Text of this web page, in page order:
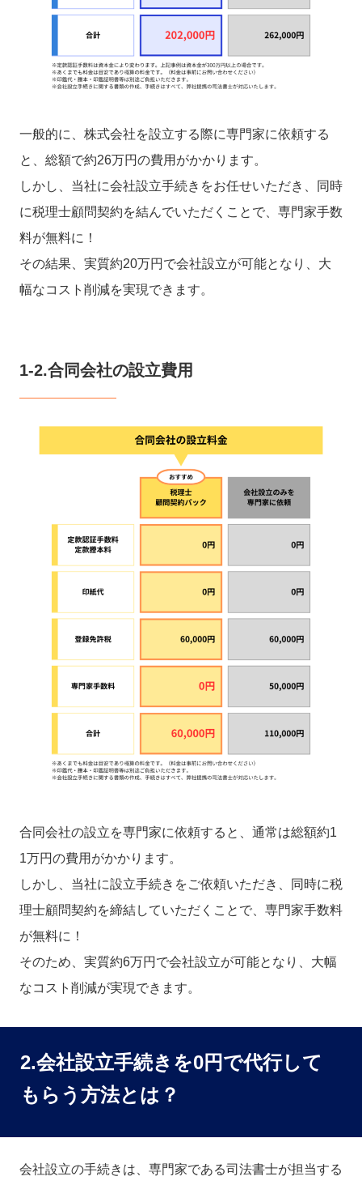
一般的に、株式会社を設立する際に専門家に依頼する
と、総額で約26万円の費用がかかります。
しかし、当社に会社設立手続きをお任せいただき、同時
に税理士顧問契約を結んでいただくことで、専門家手数
料が無料に！
その結果、実質約20万円で会社設立が可能となり、大
幅なコスト削減を実現できます。
1-2.合同会社の設立費用
合同会社の設立を専門家に依頼すると、通常は総額約1
1万円の費用がかかります。
しかし、当社に設立手続きをご依頼いただき、同時に税
理士顧問契約を締結していただくことで、専門家手数料
が無料に！
そのため、実質約6万円で会社設立が可能となり、大幅
なコスト削減が実現できます。
2.会社設立手続きを0円で代行して
もらう方法とは？
会社設立の手続きは、専門家である司法書士が担当する